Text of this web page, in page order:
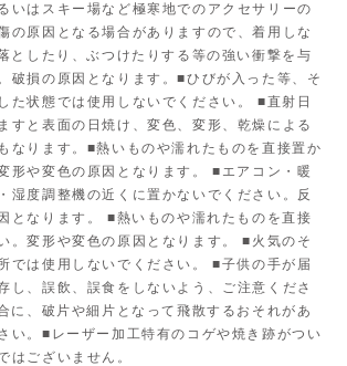
いはスキー場など極寒地でのアクセサリーの
の原因となる場合がありますので、着用しな
としたり、ぶつけたりする等の強い衝撃を与
破損の原因となります。■ひびが入った等、そ
た状態では使用しないでください。 ■直射日
すと表面の日焼け、変色、変形、乾燥による
なります。■熱いものや濡れたものを直接置か
形や変色の原因となります。 ■エアコン・暖
湿度調整機の近くに置かないでください。反
となります。 ■熱いものや濡れたものを直接
。変形や変色の原因となります。 ■火気のそ
では使用しないでください。 ■子供の手が届
し、誤飲、誤食をしないよう、ご注意くださ
に、破片や細片となって飛散するおそれがあ
い。■レーザー加工特有のコゲや焼き跡がつい
はございません。